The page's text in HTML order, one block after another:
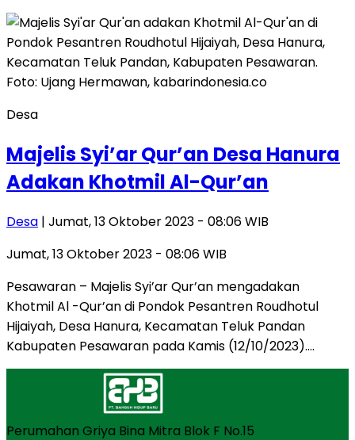
Desa
Majelis Syi’ar Qur’an Desa Hanura
Adakan Khotmil Al-Qur’an
Desa | Jumat, 13 Oktober 2023 - 08:06 WIB
Jumat, 13 Oktober 2023 - 08:06 WIB
Pesawaran – Majelis Syi’ar Qur’an mengadakan
Khotmil Al -Qur’an di Pondok Pesantren Roudhotul
Hijaiyah, Desa Hanura, Kecamatan Teluk Pandan
Kabupaten Pesawaran pada Kamis (12/10/2023)….
Perumahan Griya Bina Mitra Blok F No.15